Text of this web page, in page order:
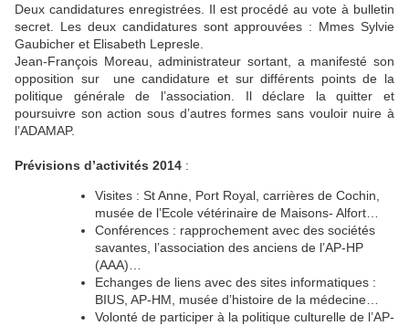
Deux candidatures enregistrées. Il est procédé au vote à bulletin
secret. Les deux candidatures sont approuvées : Mmes Sylvie
Gaubicher et Elisabeth Lepresle.
Jean-François Moreau, administrateur sortant, a manifesté son
opposition sur une candidature et sur différents points de la
politique générale de l’association. Il déclare la quitter et
poursuivre son action sous d’autres formes sans vouloir nuire à
l’ADAMAP.
Prévisions d’activités 2014 :
Visites : St Anne, Port Royal, carrières de Cochin,
musée de l’Ecole vétérinaire de Maisons- Alfort…
Conférences : rapprochement avec des sociétés
savantes, l’association des anciens de l’AP-HP
(AAA)…
Echanges de liens avec des sites informatiques :
BIUS, AP-HM, musée d’histoire de la médecine…
Volonté de participer à la politique culturelle de l’AP-